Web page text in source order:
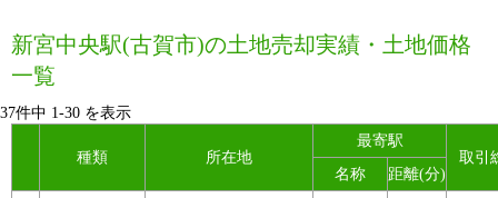
新宮中央駅(古賀市)の土地売却実績・土地価格
一覧
37件中 1-30 を表示
種類 所在地
最寄駅
取引
名称
距離(分)